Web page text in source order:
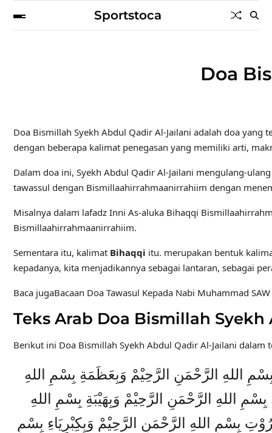
Sportstoca
Doa
Doa Bismillah Syekh Abdul Qadir Al-Jailani adalah doa
dengan beberapa kalimat penegasan yang memiliki arti,
Dalam doa ini, Syekh Abdul Qadir Al-Jailani mengulang-
tawassul dengan Bismillaahirrahmaanirrahiim dengan
Misalnya dalam lafadz Inni As-aluka Bihaqqi
Bismillaahirrahmaanirrahiim.
Sementara itu, kalimat Bihaqqi itu. merupakan bentuk
kepadanya, kita menjadikannya sebagai lantaran, sebagai
Baca jugaBacaan Doa Tawasul Kepada Nabi Muhammad SAW
Teks Arab Doa Bismillah
Berikut ini Doa Bismillah Syekh Abdul Qadir Al-Jailani dalam
اللهِ الرَّحْمَنِ الرَّحِيْمْ وَبِعَظَمَةِ بِسْمِ اللهِ
اللهِ الرَّحْمَنِ الرَّحِيْمْ وَبِهَيْبَةِ بِسْمِ اللهِ
بِسْمِ اللهِ الرَّحْمَنِ الرَّحِيْمْ وَبِكِبْرِيَاءِ بِسْمِ